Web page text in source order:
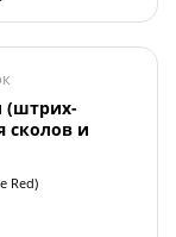
(штрих-
сколов и
Red)